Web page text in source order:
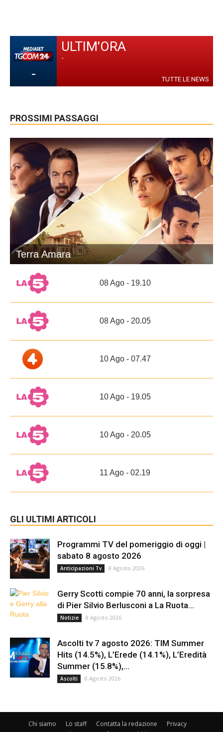
-
ULTIM'ORA
-
TUTTE LE NEWS
PROSSIMI PASSAGGI
Terra Amara
08 Ago - 19.10
08 Ago - 20.05
10 Ago - 07.47
10 Ago - 19.05
10 Ago - 20.05
11 Ago - 02.19
GLI ULTIMI ARTICOLI
Programmi TV del pomeriggio di oggi |
sabato 8 agosto 2026
Anticipazioni Tv 8 Agosto 2026
Gerry Scotti compie 70 anni, la sorpresa
di Pier Silvio Berlusconi a La Ruota...
Notizie 8 Agosto 2026
Ascolti tv 7 agosto 2026: TIM Summer
Hits (14.5%), L’Erede (14.1%), L’Eredità
Summer (15.8%),...
Ascolti 8 Agosto 2026
Chi siamo Lo staff Contatta la redazione
Privacy